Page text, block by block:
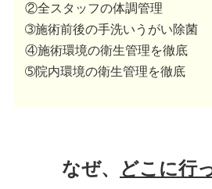
②全スタッフの体調管理
➂施術前後の手洗いうがい除菌
④施術環境の衛生管理を徹底
➄院内環境の衛生管理を徹底
なぜ、
どこに行